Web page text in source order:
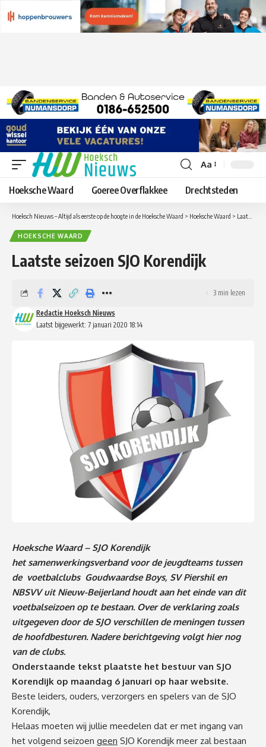
Lettergrootte
aanpassen
Aa
Hoeksche Waard Goeree Overflakkee Drechtsteden
Hoeksch Nieuws – Altijd als eerste op de hoogte in de Hoeksche Waard > Hoeksche Waard > Laatste seizoen SJO Korendijk
HOEKSCHE WAARD
Laatste seizoen SJO Korendijk
Laatst bijgewerkt: 7 januari 2020 18:14
Redactie Hoeksch Nieuws
3 min lezen
Hoeksche Waard – SJO Korendijk
het samenwerkingsverband voor de jeugdteams tussen
de voetbalclubs Goudwaardse Boys, SV Piershil en
NBSVV uit Nieuw-Beijerland houdt aan het einde van dit
voetbalseizoen op te bestaan. Over de verklaringzoals
uitgegeven door de SJO verschillen de meningen tussen
de hoofdbesturen. Nadere berichtgeving volgt hier nog
van de clubs.
Onderstaande tekst plaatste het bestuur van SJO
Korendijk op maandag 6 januari op haar website.
Beste leiders, ouders, verzorgers en spelers van de SJO
Korendijk,
Helaas moeten wij jullie meedelen dat er met ingang van
het volgend seizoen geen SJO Korendijk meer zal bestaan